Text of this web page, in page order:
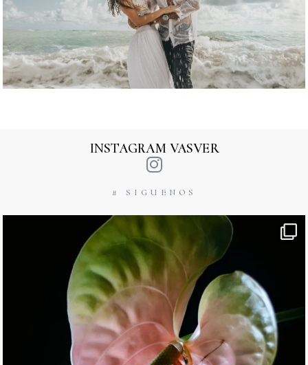
INSTAGRAM VASVER
# SIGUENOS